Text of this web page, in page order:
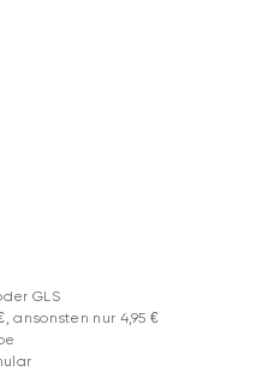
GLS
ansonsten nur 4,95 €